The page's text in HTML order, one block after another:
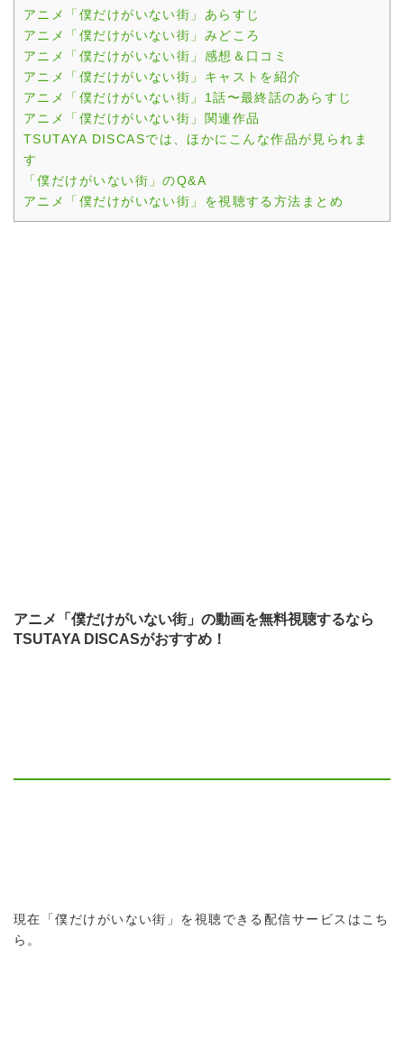
アニメ「僕だけがいない街」あらすじ
アニメ「僕だけがいない街」みどころ
アニメ「僕だけがいない街」感想＆口コミ
アニメ「僕だけがいない街」キャストを紹介
アニメ「僕だけがいない街」1話〜最終話のあらすじ
アニメ「僕だけがいない街」関連作品
TSUTAYA DISCASでは、ほかにこんな作品が見られま
す
「僕だけがいない街」のQ&A
アニメ「僕だけがいない街」を視聴する方法まとめ
アニメ「僕だけがいない街」の動画を無料視聴するなら
TSUTAYA DISCASがおすすめ！
現在「僕だけがいない街」を視聴できる配信サービスはこち
ら。